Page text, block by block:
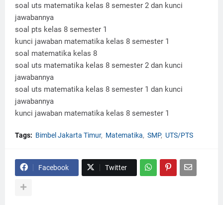
soal uts matematika kelas 8 semester 2 dan kunci
jawabannya
soal pts kelas 8 semester 1
kunci jawaban matematika kelas 8 semester 1
soal matematika kelas 8
soal uts matematika kelas 8 semester 2 dan kunci
jawabannya
soal uts matematika kelas 8 semester 1 dan kunci
jawabannya
kunci jawaban matematika kelas 8 semester 1
Tags: Bimbel Jakarta Timur Matematika SMP UTS/PTS
Facebook Twitter